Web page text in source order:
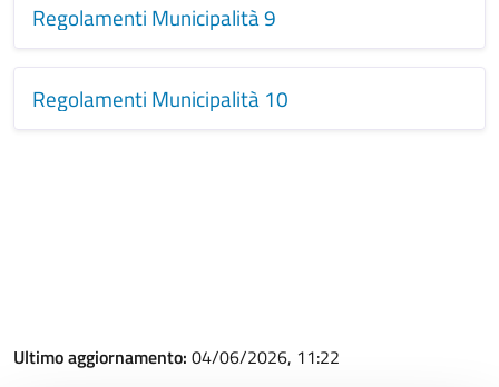
Regolamenti Municipalità 9
Regolamenti Municipalità 10
Ultimo aggiornamento: 04/06/2026, 11:22